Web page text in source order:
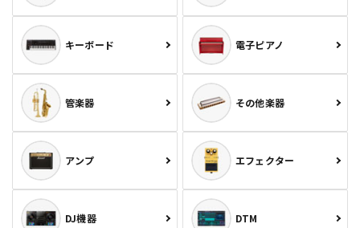
キーボード 電子ピアノ
管楽器 その他楽器
アンプ エフェクター
DJ機器 DTM